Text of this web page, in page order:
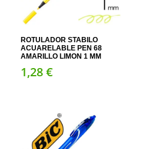
ROTULADOR STABILO
ACUARELABLE PEN 68
AMARILLO LIMON 1 MM
1,28 €